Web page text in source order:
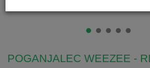
POGANJALEC WEEZEE -